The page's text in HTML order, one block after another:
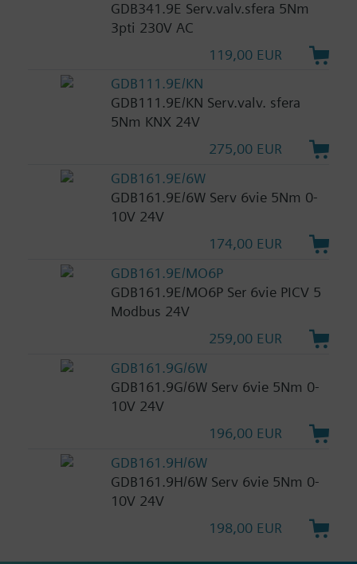
GDB341.9E Serv.valv.sfera 5Nm
3pti 230V AC
119,00 EUR
GDB111.9E/KN
GDB111.9E/KN Serv.valv. sfera
5Nm KNX 24V
275,00 EUR
GDB161.9E/6W
GDB161.9E/6W Serv 6vie 5Nm 0-
10V 24V
174,00 EUR
GDB161.9E/MO6P
GDB161.9E/MO6P Ser 6vie PICV 5
Modbus 24V
259,00 EUR
GDB161.9G/6W
GDB161.9G/6W Serv 6vie 5Nm 0-
10V 24V
196,00 EUR
GDB161.9H/6W
GDB161.9H/6W Serv 6vie 5Nm 0-
10V 24V
198,00 EUR